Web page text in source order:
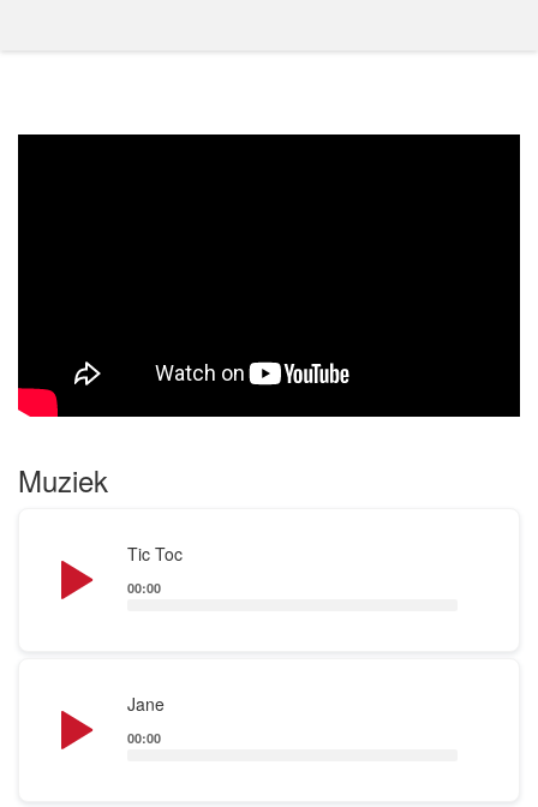
Muziek
Tic Toc
Player
00:00
Jane
Player
00:00